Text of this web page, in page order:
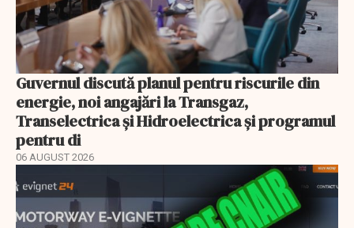
Guvernul discută planul pentru riscurile din
energie, noi angajări la Transgaz,
Transelectrica și Hidroelectrica și programul
pentru di
06 AUGUST 2026